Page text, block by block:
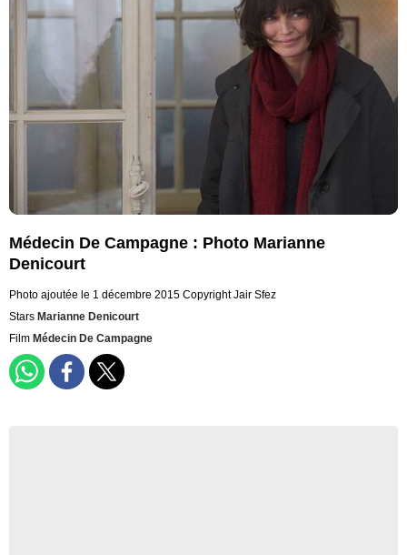
Médecin De Campagne : Photo Marianne
Denicourt
Photo ajoutée le 1 décembre 2015 Copyright Jair Sfez
Stars Marianne Denicourt
Film Médecin De Campagne